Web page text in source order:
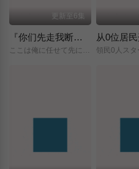
更新至6集
『你们先走我断后』，于是10年后我成为了传说